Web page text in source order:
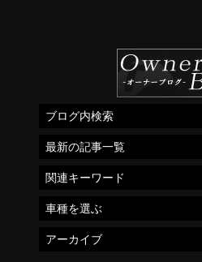
ブログ内検索
最新の記事一覧
関連キーワード
車種を選ぶ
アーカイブ